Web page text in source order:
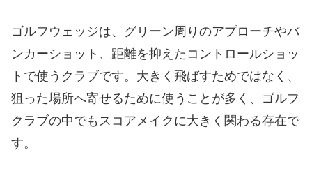
ゴルフウェッジは、グリーン周りのアプローチやバ
ンカーショット、距離を抑えたコントロールショッ
トで使うクラブです。大きく飛ばすためではなく、
狙った場所へ寄せるために使うことが多く、ゴルフ
クラブの中でもスコアメイクに大きく関わる存在で
す。